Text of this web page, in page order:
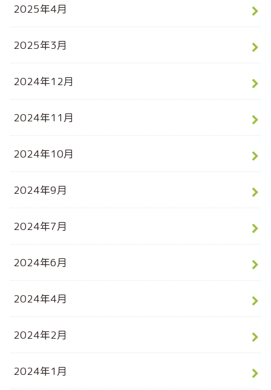
2025年4月
2025年3月
2024年12月
2024年11月
2024年10月
2024年9月
2024年7月
2024年6月
2024年4月
2024年2月
2024年1月